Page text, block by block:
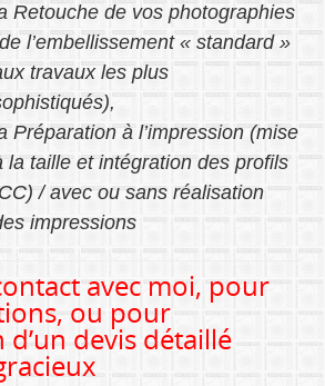
Retouche de vos photographies
l’embellissement « standard »
travaux les plus
Préparation à l’impression (mise
la taille et intégration des profils
/ avec ou sans réalisation
impressions
avec moi, pour
ou pour
d’un devis détaillé